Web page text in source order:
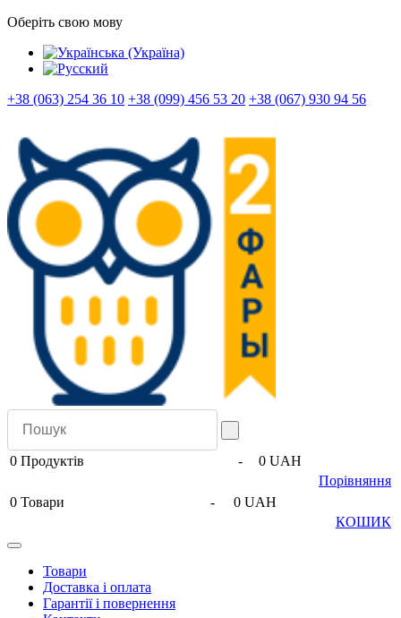
Оберіть свою мову
+38 (063) 254 36 10 +38 (099) 456 53 20 +38 (067) 930 94 56
0 Продуктів -
0 UAH
Порівняння
0 Товари -
0 UAH
КОШИК
Товари
Доставка і оплата
Гарантії і повернення